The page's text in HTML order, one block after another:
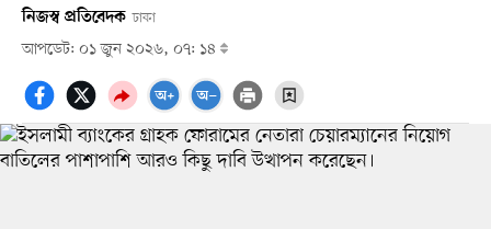
নিজস্ব প্রতিবেদক ঢাকা
আপডেট: ০১ জুন ২০২৬, ০৭: ১৪